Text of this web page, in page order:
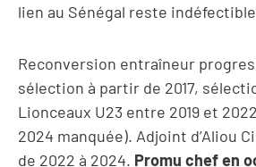
lien au Sénégal reste
Reconversion entraîneur
sélection à partir de 2017,
Lionceaux U23 entre 2019 et
2024 manquée). Adjoint d’Aliou
de 2022 à 2024. Promu chef en